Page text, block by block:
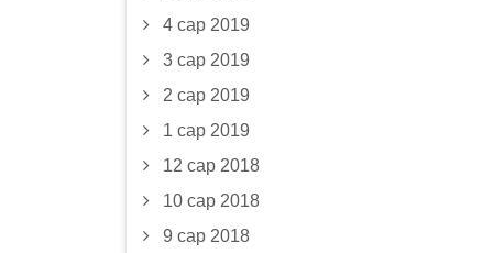
4 сар 2019
3 сар 2019
2 сар 2019
1 сар 2019
12 сар 2018
10 сар 2018
9 сар 2018